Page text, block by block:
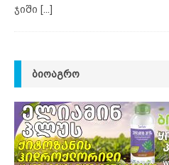
ჯიში [...]
ᲑᲘᲝᲐᲒᲠᲝ